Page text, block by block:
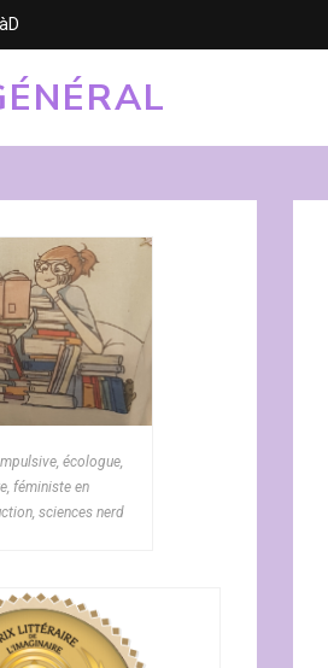
écologue,
féministe en
sciences nerd